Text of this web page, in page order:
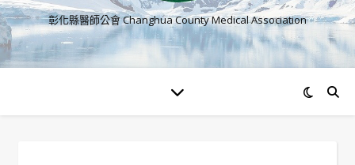
彰化縣醫師公會 Changhua County Medical Association